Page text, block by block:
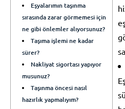
Eşyalarımın taşınma
sırasında zarar görmemesi için
ne gibi önlemler alıyorsunuz?
Taşıma işlemi ne kadar
sürer?
Nakliyat sigortası yapıyor
musunuz?
Taşınma öncesi nasıl
hazırlık yapmalıyım?